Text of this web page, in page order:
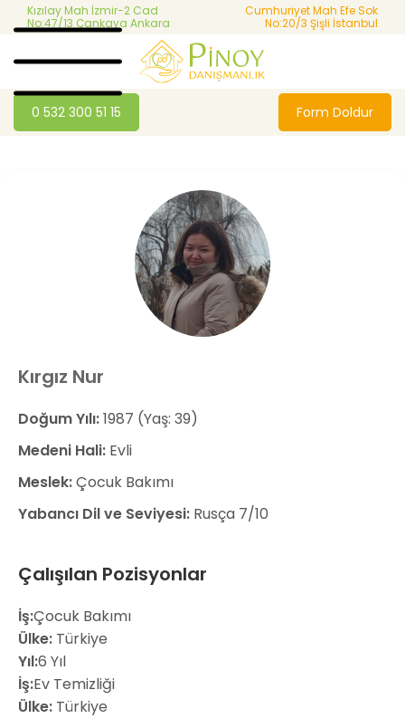
Kızılay Mah İzmir-2 Cad
No:47/13 Çankaya Ankara
Cumhuriyet Mah Efe Sok
No:20/3 Şişli İstanbul
0 532 300 51 15 Form Doldur
Kırgız Nur
Doğum Yılı:1987 (Yaş: 39)
Medeni Hali: Evli
Meslek:Çocuk Bakımı
Yabancı Dil ve Seviyesi: Rusça 7/10
Çalışılan Pozisyonlar
İş:Çocuk Bakımı
Ülke: Türkiye
Yıl:6 Yıl
İş:Ev Temizliği
Ülke: Türkiye